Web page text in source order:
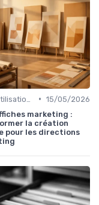
• 15/05/2026
marketing :
la création
pour les directions